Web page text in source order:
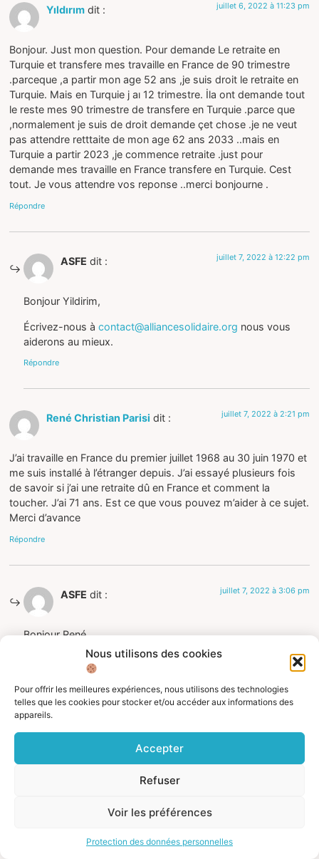
Nous utilisons des cookies
Pour offrir les meilleures expériences, nous utilisons des technologies
telles que les cookies pour stocker et/ou accéder aux informations des
appareils.
Accepter
Refuser
Voir les préférences
Protection des données personnelles
Yıldırım dit : juillet 6, 2022 à 11:23 pm
Bonjour. Just mon question. Pour demande Le retraite en
Turquie et transfere mes travaille en France de 90 trimestre
.parceque ,a partir mon age 52 ans ,je suis droit le retraite en
Turquie. Mais en Turquie j aı 12 trimestre. İla ont demande tout
le reste mes 90 trimestre de transfere en Turquie .parce que
,normalement je suis de droit demande çet chose .je ne veut
pas attendre retttaite de mon age 62 ans 2033 ..mais en
Turquie a partir 2023 ,je commence retraite .just pour
demande mes travaille en France transfere en Turquie. Cest
tout. Je vous attendre vos reponse ..merci bonjourne .
Répondre
ASFE dit : juillet 7, 2022 à 12:22 pm
Bonjour Yildirim,
Écrivez-nous àcontact@alliancesolidaire.org nous vous
aiderons au mieux.
Répondre
René Christian Parisi dit : juillet 7, 2022 à 2:21 pm
J’ai travaille en France du premier juillet 1968 au 30 juin 1970 et
me suis installé à l’étranger depuis. J’ai essayé plusieurs fois
de savoir si j’ai une retraite dû en France et comment la
toucher. J’ai 71 ans. Est ce que vous pouvez m’aider à ce sujet.
Merci d’avance
Répondre
ASFE dit : juillet 7, 2022 à 3:06 pm
Bonjour René,
Vous pouvez retrouver sur votre compte personnel info
retraite les périodes travaillées en France ! L’article
mentionne la procédure : en cas de problème vous pouvez
demander de l’assistance comme écrit ci-dessus aux
services d’info retraite en cliquant sur le lien de l’article.
Je vous fais part de mon expérience avec la CNAV. Cela fait
plus de trois ans que j’essaie sans succès d’obtenir le